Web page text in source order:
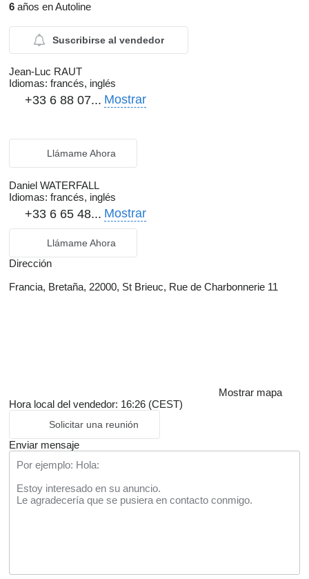
6 años en Autoline
Suscribirse al vendedor
Jean-Luc RAUT
Idiomas: francés, inglés
+33 6 88 07... Mostrar
Llámame Ahora
Daniel WATERFALL
Idiomas: francés, inglés
+33 6 65 48... Mostrar
Llámame Ahora
Dirección
Francia, Bretaña, 22000, St Brieuc, Rue de Charbonnerie 11
Mostrar mapa
Hora local del vendedor: 16:26 (CEST)
Solicitar una reunión
Enviar mensaje